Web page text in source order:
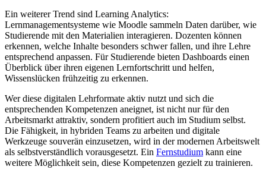
Ein weiterer Trend sind Learning Analytics:
Lernmanagementsysteme wie Moodle sammeln Daten darüber, wie
Studierende mit den Materialien interagieren. Dozenten können
erkennen, welche Inhalte besonders schwer fallen, und ihre Lehre
entsprechend anpassen. Für Studierende bieten Dashboards einen
Überblick über ihren eigenen Lernfortschritt und helfen,
Wissenslücken frühzeitig zu erkennen.
Wer diese digitalen Lehrformate aktiv nutzt und sich die
entsprechenden Kompetenzen aneignet, ist nicht nur für den
Arbeitsmarkt attraktiv, sondern profitiert auch im Studium selbst.
Die Fähigkeit, in hybriden Teams zu arbeiten und digitale
Werkzeuge souverän einzusetzen, wird in der modernen Arbeitswelt
als selbstverständlich vorausgesetzt. Ein Fernstudium kann eine
weitere Möglichkeit sein, diese Kompetenzen gezielt zu trainieren.